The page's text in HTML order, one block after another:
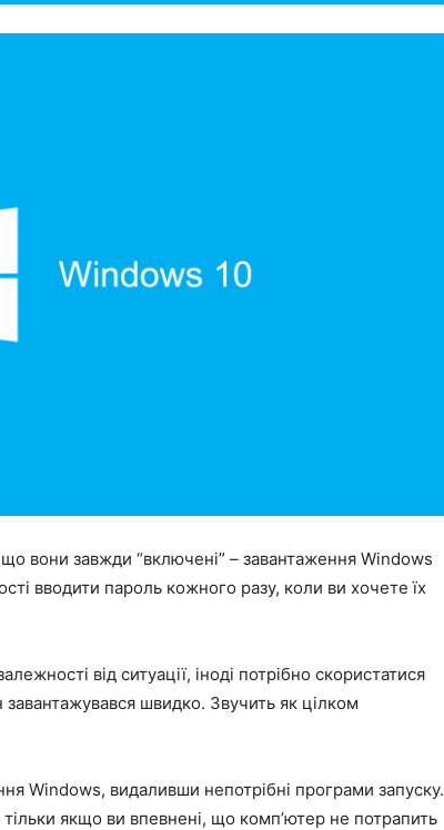
вони завжди “включені” – завантаження Windows
вводити пароль кожного разу, коли ви хочете їх
від ситуації, іноді потрібно скористатися
швидко. Звучить як цілком
Windows, видаливши непотрібні програми запуску.
якщо ви впевнені, що комп’ютер не потрапить